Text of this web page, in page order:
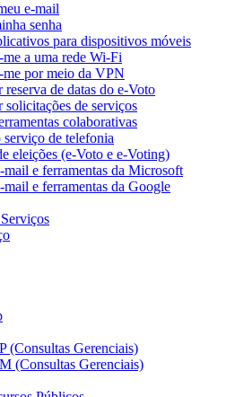
e-mail
senha
para dispositivos móveis
a uma rede Wi-Fi
me por meio da VPN
reserva de datas do e-Voto
solicitações de serviços
colaborativas
de telefonia
eleições (e-Voto e e-Voting)
e ferramentas da Microsoft
e ferramentas da Google
(Consultas Gerenciais)
(Consultas Gerenciais)